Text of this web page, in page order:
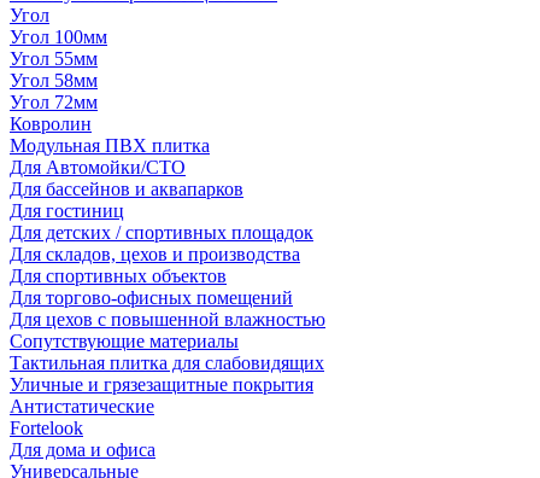
Угол
Угол 100мм
Угол 55мм
Угол 58мм
Угол 72мм
Ковролин
Модульная ПВХ плитка
Для Автомойки/СТО
Для бассейнов и аквапарков
Для гостиниц
Для детских / спортивных площадок
Для складов, цехов и производства
Для спортивных объектов
Для торгово-офисных помещений
Для цехов с повышенной влажностью
Сопутствующие материалы
Тактильная плитка для слабовидящих
Уличные и грязезащитные покрытия
Антистатические
Fortelook
Для дома и офиса
Универсальные